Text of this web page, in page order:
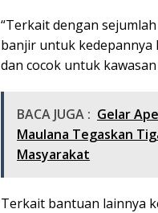
“Terkait dengan
banjir untuk kedepannya
dan cocok untuk
BACA JUGA : Gelar
Maulana Tegaskan
Masyarakat
Terkait bantuan lainnya